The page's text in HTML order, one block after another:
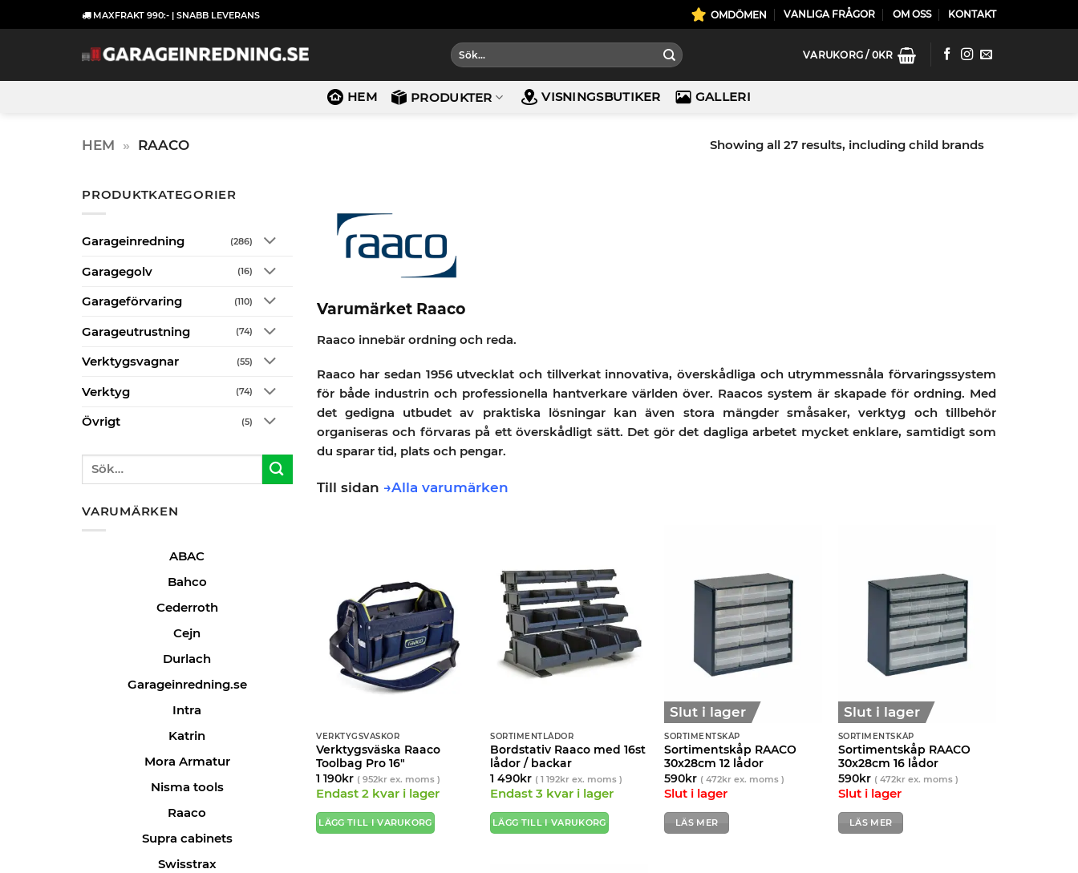
to
MAXFRAKT 990:- | SNABB LEVERANS OMDÖMEN VANLIGA FRÅGOR OM OSS KONTAKT
Sök
efter:
VARUKORG / 0KR
HEM PRODUKTER VISNINGSBUTIKER GALLERI
HEM » RAACO Showing all 27 results, including child brands
PRODUKTKATEGORIER
Garageinredning (286)
Garagegolv (16)
Garageförvaring (110)
Garageutrustning (74)
Verktygsvagnar (55)
Verktyg (74)
Övrigt (5)
Sök
VARUMÄRKEN
ABAC
Bahco
Cederroth
Cejn
Durlach
Garageinredning.se
Intra
Katrin
Mora Armatur
Nisma tools
Raaco
Supra cabinets
Swisstrax
Varumärket Raaco
Raaco innebär ordning och reda.
Raaco har sedan 1956 utvecklat och tillverkat innovativa, överskådliga och utrymmessnåla förvaringssystem
för både industrin och professionella hantverkare världen över. Raacos system är skapade för ordning. Med
det gedigna utbudet av praktiska lösningar kan även stora mängder småsaker, verktyg och tillbehör
organiseras och förvaras på ett överskådligt sätt. Det gör det dagliga arbetet mycket enklare, samtidigt som
du sparar tid, plats och pengar.
Till sidan →Alla varumärken
VERKTYGSVÄSKOR
Verktygsväska Raaco
Toolbag Pro 16″
1 190kr (952kr ex. moms )
Endast 2 kvar i lager
LÄGG TILL I VARUKORG
SORTIMENTLÅDOR
Bordstativ Raaco med 16st
lådor / backar
1 490kr (1 192kr ex. moms )
Endast 3 kvar i lager
LÄGG TILL I VARUKORG
Slut i lager
SORTIMENTSKÅP
Sortimentskåp RAACO
30x28cm 12 lådor
590kr (472kr ex. moms )
Slut i lager
LÄS MER
Slut i lager
SORTIMENTSKÅP
Sortimentskåp RAACO
30x28cm 16 lådor
590kr ( 472krex. moms )
Slut i lager
LÄS MER